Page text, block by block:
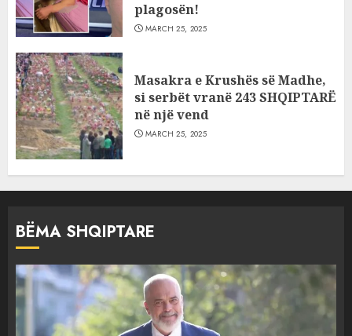
plagosën!
MARCH 25, 2025
Masakra e Krushës së Madhe,
si serbët vranë 243 SHQIPTARË
në një vend
MARCH 25, 2025
BËMA SHQIPTARE